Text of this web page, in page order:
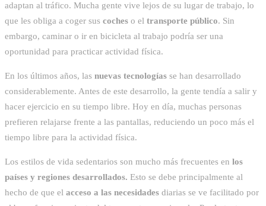
adaptan al tráfico. Mucha gente vive lejos de su lugar de trabajo, lo
que les obliga a coger sus coches o el transporte público. Sin
embargo, caminar o ir en bicicleta al trabajo podría ser una
oportunidad para practicar actividad física.
En los últimos años, las nuevas tecnologías se han desarrollado
considerablemente. Antes de este desarrollo, la gente tendía a salir y
hacer ejercicio en su tiempo libre. Hoy en día, muchas personas
prefieren relajarse frente a las pantallas, reduciendo un poco más el
tiempo libre para la actividad física.
Los estilos de vida sedentarios son mucho más frecuentes en los
países y regiones desarrollados. Esto se debe principalmente al
hecho de que el acceso a las necesidades diarias se ve facilitado por